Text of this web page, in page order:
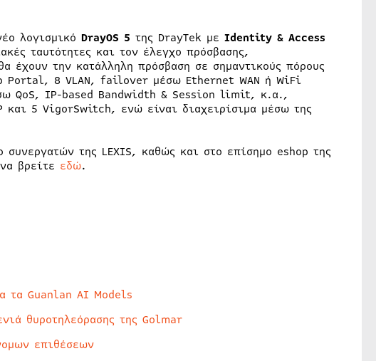
λογισμικό DrayOS 5 της DrayTek με Identity & Access
ταυτότητες και τον έλεγχο πρόσβασης,
έχουν την κατάλληλη πρόσβαση σε σημαντικούς πόρους
Portal, 8 VLAN, failover μέσω Ethernet WAN ή WiFi
QoS, IP-based Bandwidth & Session limit, κ.α.,
5 VigorSwitch, ενώ είναι διαχειρίσιμα μέσω της
συνεργατών της LEXIS, καθώς και στο επίσημο eshop της
βρείτε εδώ.
τα Guanlan AI Models
θυροτηλεόρασης της Golmar
επιθέσεων